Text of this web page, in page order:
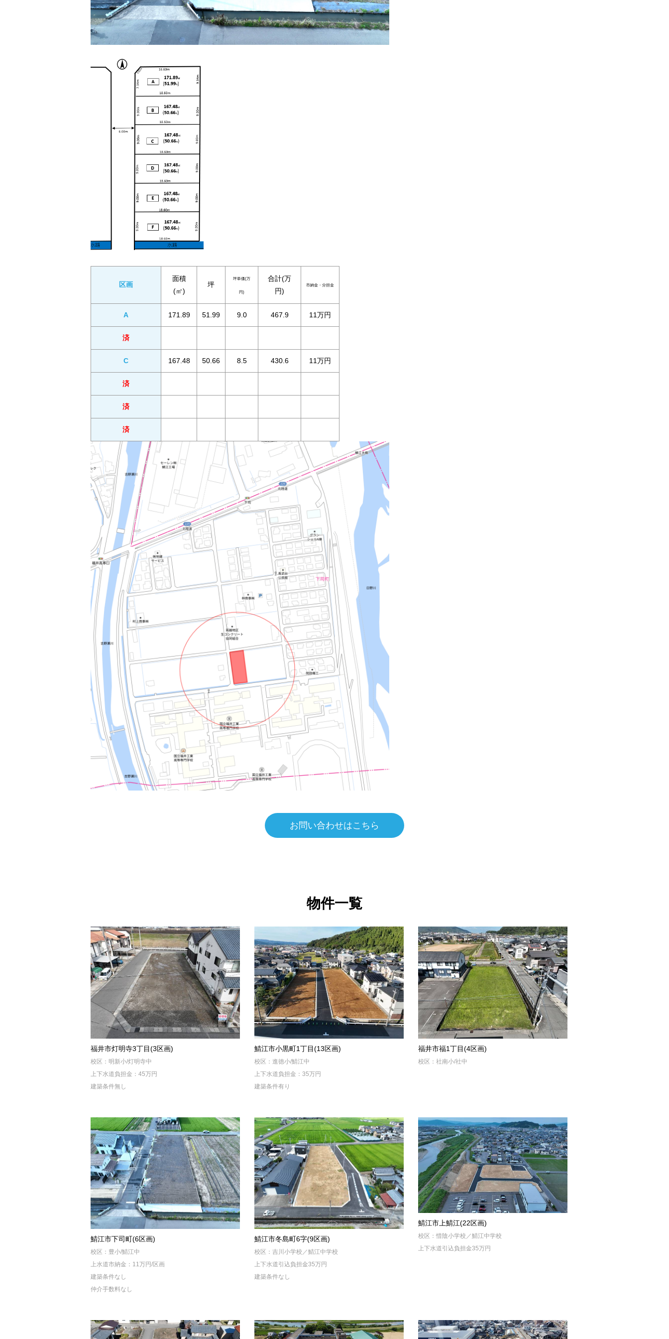
区画
面積
(㎡)
坪
坪単価(万
円)
合計(万
円)
市納金・分担金
A 171.89 51.99 9.0 467.9 11万円
済
C 167.48 50.66 8.5 430.6 11万円
済
済
済
お問い合わせはこちら
物件一覧
福井市灯明寺3丁目(3区画)
校区：明新小/灯明寺中
上下水道負担金：45万円
建築条件無し
鯖江市小黒町1丁目(13区画)
校区：進徳小/鯖江中
上下水道負担金：35万円
建築条件有り
福井市福1丁目(4区画)
校区：社南小/社中
鯖江市下司町(6区画)
校区：豊小/鯖江中
上水道市納金：11万円/区画
建築条件なし
仲介手数料なし
鯖江市冬島町6字(9区画)
校区：吉川小学校／鯖江中学校
上下水道引込負担金35万円
建築条件なし
鯖江市上鯖江(22区画)
校区：惜陰小学校／鯖江中学校
上下水道引込負担金35万円